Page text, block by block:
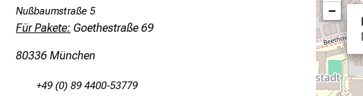
Nußbaumstraße 5
Für Pakete: Goethestraße 69
80336 München
+49 (0) 89 4400-53779
−